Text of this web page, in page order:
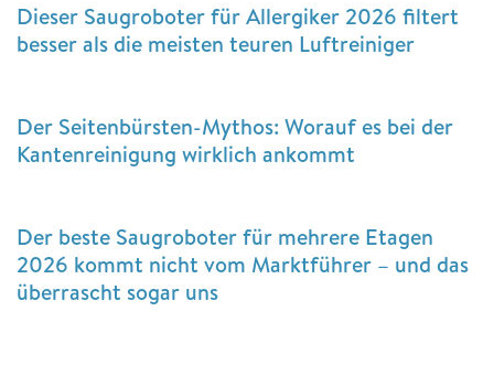
Dieser Saugroboter für Allergiker 2026 filtert
besser als die meisten teuren Luftreiniger
Der Seitenbürsten-Mythos: Worauf es bei der
Kantenreinigung wirklich ankommt
Der beste Saugroboter für mehrere Etagen
2026 kommt nicht vom Marktführer – und das
überrascht sogar uns